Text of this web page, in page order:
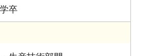
卒